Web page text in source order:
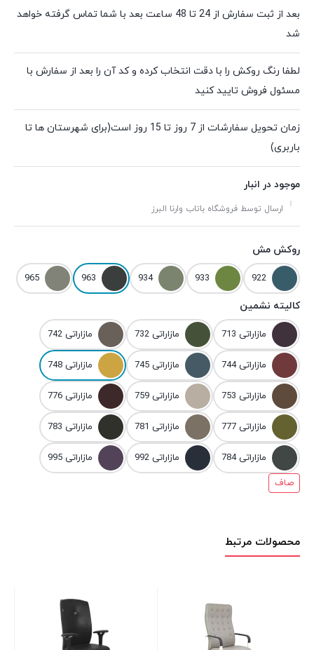
بعد از ثبت سفارش از 24 تا 48 ساعت بعد با شما تماس گرفته خواهد
شد
لطفا رنگ روکش را با دقت انتخاب کرده و کد آن را بعد از سفارش با
مسئول فروش تایید کنید
زمان تحویل سفارشات از 7 روز تا 15 روز است(برای شهرستان ها تا
باربری)
موجود در انبار
ارسال توسط فروشگاه باتاب وارنا البرز
روکش مش
922
933
934
963
965
کالیته نشمین
مازاراتی 713 مازاراتی 732 مازاراتی 742
مازاراتی 744 مازاراتی 745 مازاراتی 748
مازاراتی 753 مازاراتی 759 مازاراتی 776
مازاراتی 777 مازاراتی 781 مازاراتی 783
مازاراتی 784 مازاراتی 992
مازاراتی 995
صاف
محصولات مرتبط